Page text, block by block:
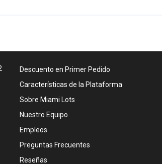
Descuento en Primer Pedido
Características de la Plataforma
Sobre Miami Lots
Nuestro Equipo
Empleos
Preguntas Frecuentes
Reseñas